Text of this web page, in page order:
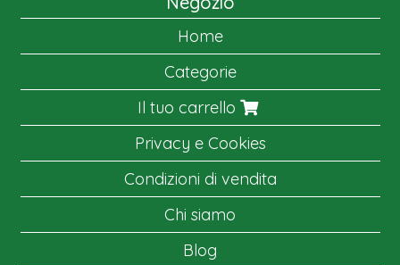
Home
Categorie
Il tuo carrello
Privacy e Cookies
Condizioni di vendita
Chi siamo
Blog